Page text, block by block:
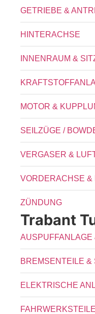
GETRIEBE &
HINTERACHSE
INNENRAUM &
MOTOR &
SEILZÜGE /
VERGASER &
VORDERACHSE &
ZÜNDUNG
Trabant
AUSPUFFANLAGE
BREMSENTEILE &
ELEKTRISCHE
FAHRWERKSTEILE